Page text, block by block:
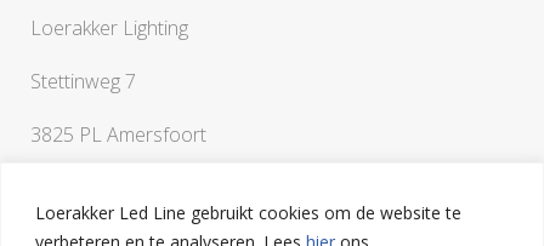
Loerakker Led Line gebruikt cookies om de website te
verbeteren en te analyseren. Lees hier ons
Loerakker Lighting
Stettinweg 7
3825 PL Amersfoort